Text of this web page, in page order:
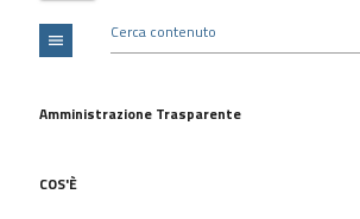
collaboratori
Bandi
Performance
menu
Amministrazione Trasparente
COS'È